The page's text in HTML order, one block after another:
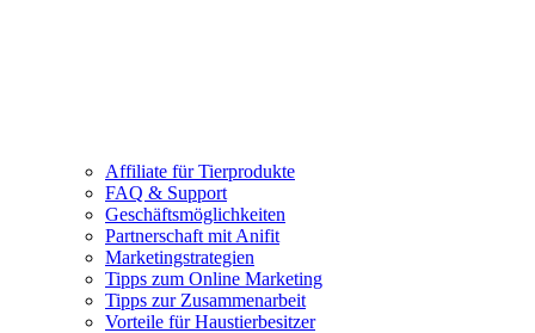
Affiliate für Tierprodukte
FAQ & Support
Geschäftsmöglichkeiten
Partnerschaft mit Anifit
Marketingstrategien
Tipps zum Online Marketing
Tipps zur Zusammenarbeit
Vorteile für Haustierbesitzer